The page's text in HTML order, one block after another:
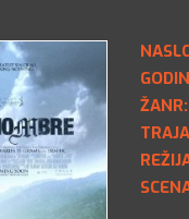
ŽANR: